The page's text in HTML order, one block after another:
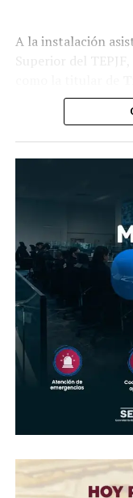
A la instalación
Superior del TEPJF,
Gobierno de